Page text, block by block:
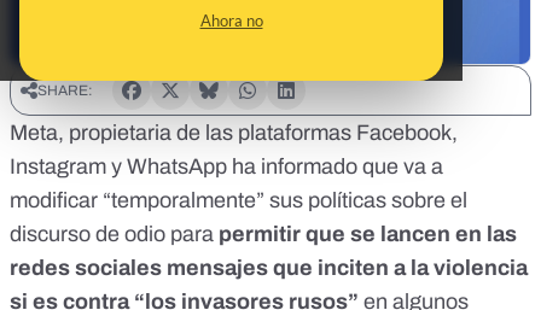
Ahora no
SHARE:
Meta, propietaria de las plataformas Facebook,
Instagram y WhatsApp ha informado que va a
modificar “temporalmente” sus políticas sobre el
discurso de odio para permitir que se lancen en las
redes sociales mensajes que inciten a la violencia
si es contra “los invasores rusos” en algunos